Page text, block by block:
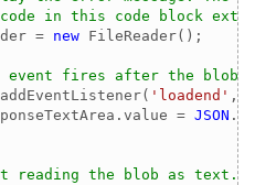
in this code block
= new FileReader();
fires after the blob
'loadend' ,
=
JSON
reading the blob as text.